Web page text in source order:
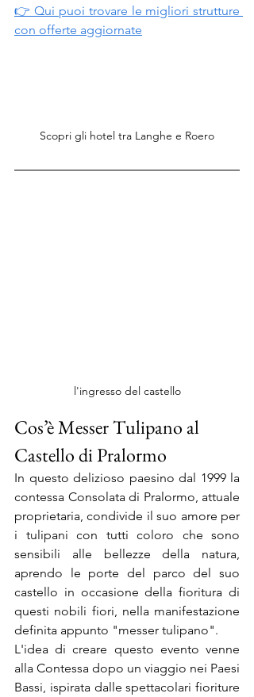
👉 Qui puoi trovare le migliori strutture
con offerte aggiornate
Scopri gli hotel tra Langhe e Roero
l'ingresso del castello
Cos’è Messer Tulipano al
Castello di Pralormo
In questo delizioso paesino dal 1999 la
contessa Consolata di Pralormo, attuale
proprietaria, condivide il suo amore per
i tulipani con tutti coloro che sono
sensibili alle bellezze della natura,
aprendo le porte del parco del suo
castello in occasione della fioritura di
questi nobili fiori, nella manifestazione
definita appunto "messer tulipano".
L'idea di creare questo evento venne
alla Contessa dopo un viaggio nei Paesi
Bassi, ispirata dalle spettacolari fioriture